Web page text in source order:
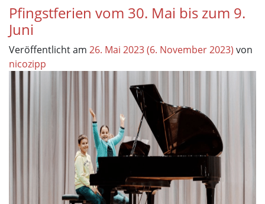
Pfingstferien vom 30. Mai bis zum 9.
Juni
Veröffentlicht am 26. Mai 2023(6. November 2023) von
nicozipp